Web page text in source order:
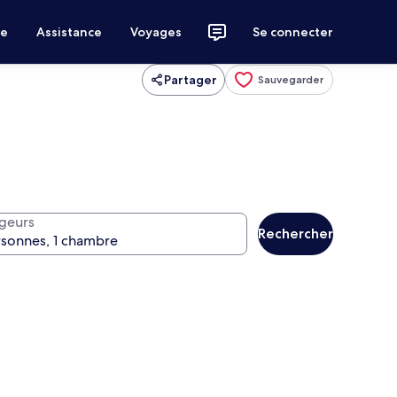
Assistance Voyages Se connecter
Partager Sauvegarder
Rechercher